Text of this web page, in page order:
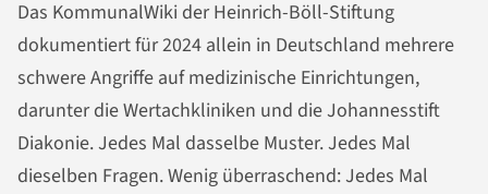
Das KommunalWiki der Heinrich-Böll-Stiftung
dokumentiert für 2024 allein in Deutschland mehrere
schwere Angriffe auf medizinische Einrichtungen,
darunter die Wertachkliniken und die Johannesstift
Diakonie. Jedes Mal dasselbe Muster. Jedes Mal
dieselben Fragen. Wenig überraschend: Jedes Mal